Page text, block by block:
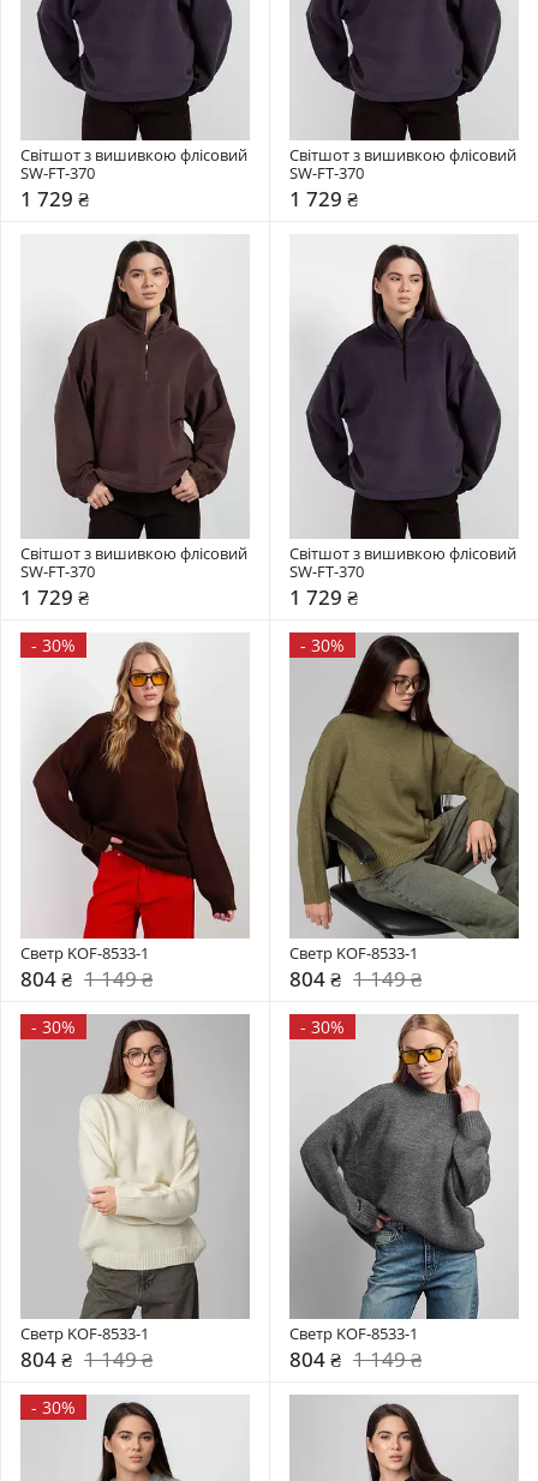
Світшот з вишивкою флісовий
SW-FT-370
1 729 ₴
Світшот з вишивкою флісовий
SW-FT-370
1 729 ₴
Світшот з вишивкою флісовий
SW-FT-370
1 729 ₴
Світшот з вишивкою флісовий
SW-FT-370
1 729 ₴
- 30%
Светр KOF-8533-1
804 ₴ 1 149 ₴
- 30%
Светр KOF-8533-1
804 ₴ 1 149 ₴
- 30%
Светр KOF-8533-1
804 ₴ 1 149 ₴
- 30%
Светр KOF-8533-1
804 ₴ 1 149 ₴
- 30%